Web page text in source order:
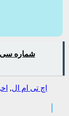
شماره سی
اچ تی ام ال,